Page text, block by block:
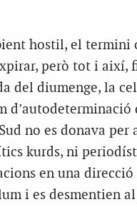
hostil, el termini
però tot i així,
del diumenge, la
d’autodeterminació
no es donava per
kurds, ni
en una direcció
i es desmentien